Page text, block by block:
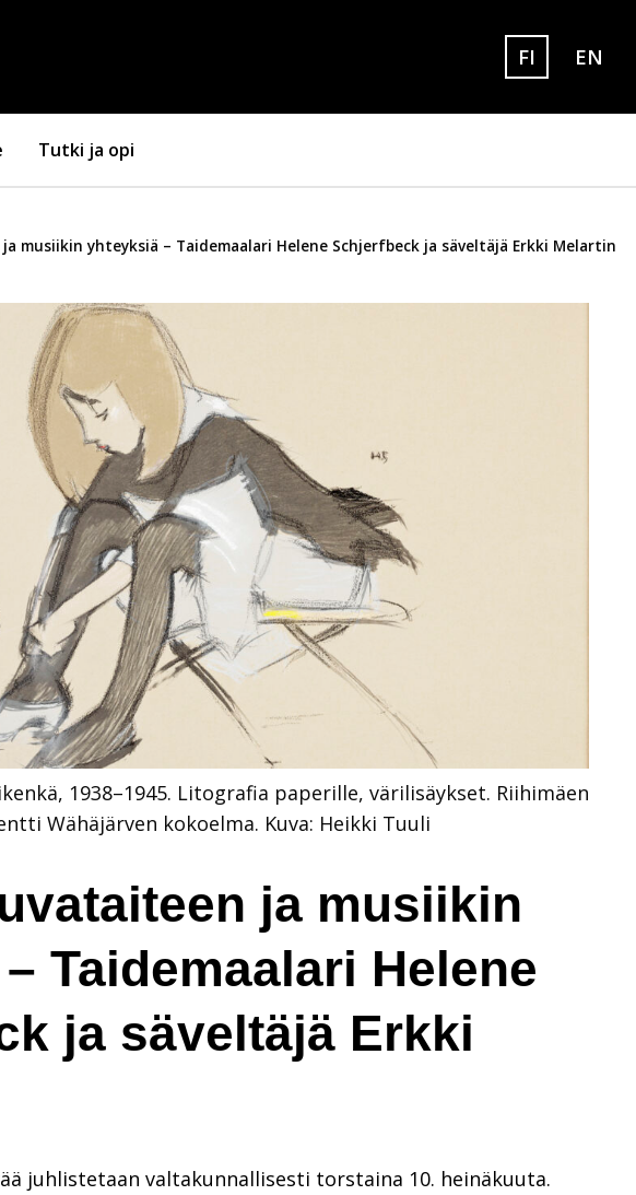
FI
Sivuston
EN
Set
Tutki ja opi
musiikin yhteyksiä – Taidemaalari Helene Schjerfbeck ja säveltäjä Erkki Melartin
1938–1945. Litografia paperille, värilisäykset. Riihimäen
Wähäjärven kokoelma. Kuva: Heikki Tuuli
ja musiikin
Taidemaalari Helene
ja säveltäjä Erkki
juhlistetaan valtakunnallisesti torstaina 10. heinäkuuta.